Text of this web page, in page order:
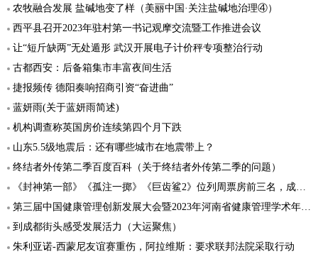
农牧融合发展 盐碱地变了样（美丽中国·关注盐碱地治理④）
西平县召开2023年驻村第一书记观摩交流暨工作推进会议
让“短斤缺两”无处遁形 武汉开展电子计价秤专项整治行动
古都西安：后备箱集市丰富夜间生活
捷报频传 德阳奏响招商引资“奋进曲”
蓝妍雨(关于蓝妍雨简述)
机构调查称英国房价连续第四个月下跌
山东5.5级地震后：还有哪些城市在地震带上？
终结者外传第二季百度百科（关于终结者外传第二季的问题）
《封神第一部》《孤注一掷》《巨齿鲨2》位列周票房前三名，成绩不俗
第三届中国健康管理创新发展大会暨2023年河南省健康管理学术年会在郑召开
到成都街头感受发展活力（大运聚焦）
朱利亚诺-西蒙尼友谊赛重伤，阿拉维斯：要求联邦法院采取行动